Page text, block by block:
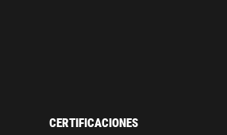
CERTIFICACIONES